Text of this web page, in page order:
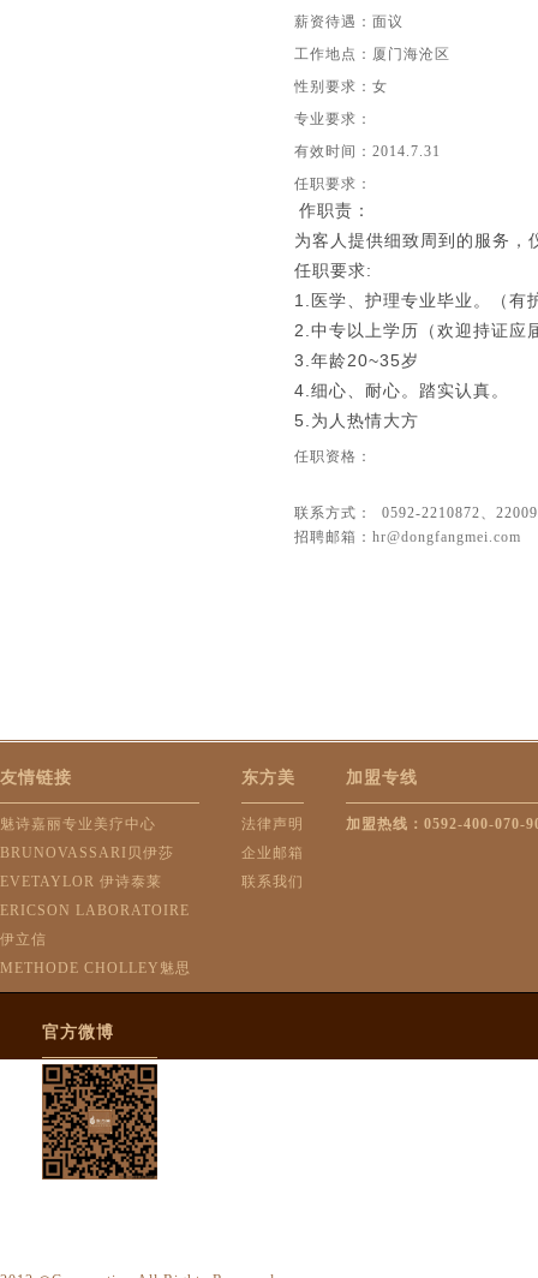
薪资待遇： 面议
工作地点： 厦门海沧区
性别要求： 女
专业要求：
有效时间： 2014.7.31
任职要求：
作职责：
为客人提供细致周到的服务，
任职要求:
1.医学、护理专业毕业。（有
2.中专以上学历（欢迎持证应
3.年龄20~35岁
4.细心、耐心。踏实认真。
5.为人热情大方
任职资格：
联系方式：
0592-2210872、
招聘邮箱： hr@dongfangmei.com
友情链接
魅诗嘉丽专业美疗中心
BRUNOVASSARI贝伊莎
EVETAYLOR 伊诗泰莱
ERICSON LABORATOIRE
伊立信
METHODE CHOLLEY魅思
东方美
法律声明
企业邮箱
联系我们
加盟专线
加盟热线：0592-400-070-
官方微博